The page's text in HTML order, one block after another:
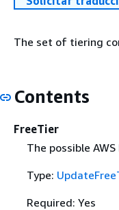
The set of tiering
Contents
FreeTier
The possible
Type:
Required: Yes